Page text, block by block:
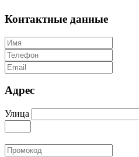
Контактные данные
Адрес
Улица